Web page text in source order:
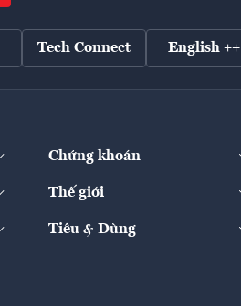
Tech Connect English ++
Chứng khoán
Thế giới
Tiêu & Dùng